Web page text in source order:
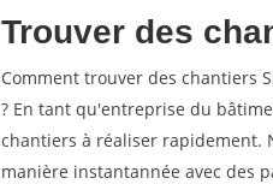
Trouver des
Comment trouver des chantiers
? En tant qu'entreprise du
chantiers à réaliser rapidement.
manière instantannée avec des